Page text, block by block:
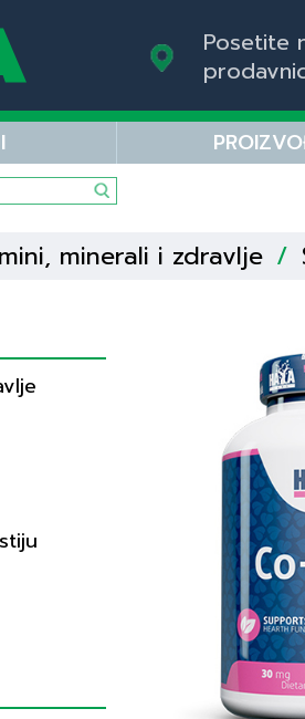
Posetite
minerali i zdravlje /